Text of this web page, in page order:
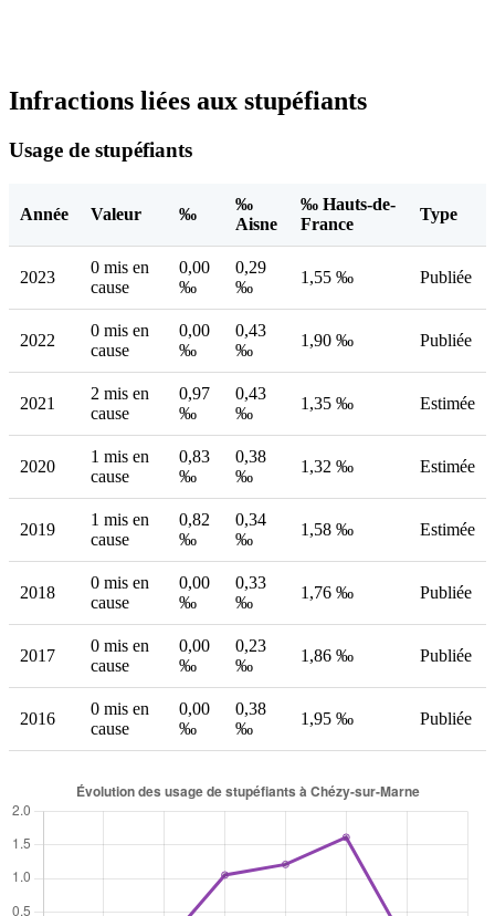
Infractions liées aux stupéfiants
Usage de stupéfiants
Année Valeur ‰
‰
Aisne
‰ Hauts-de-
France
Type
2023
0 mis en
cause
0,00
‰
0,29
‰
1,55 ‰ Publiée
2022
0 mis en
cause
0,00
‰
0,43
‰
1,90 ‰ Publiée
2021
2 mis en
cause
0,97
‰
0,43
‰
1,35 ‰ Estimée
2020
1 mis en
cause
0,83
‰
0,38
‰
1,32 ‰ Estimée
2019
1 mis en
cause
0,82
‰
0,34
‰
1,58 ‰ Estimée
2018
0 mis en
cause
0,00
‰
0,33
‰
1,76 ‰ Publiée
2017
0 mis en
cause
0,00
‰
0,23
‰
1,86 ‰ Publiée
2016
0 mis en
cause
0,00
‰
0,38
‰
1,95 ‰ Publiée